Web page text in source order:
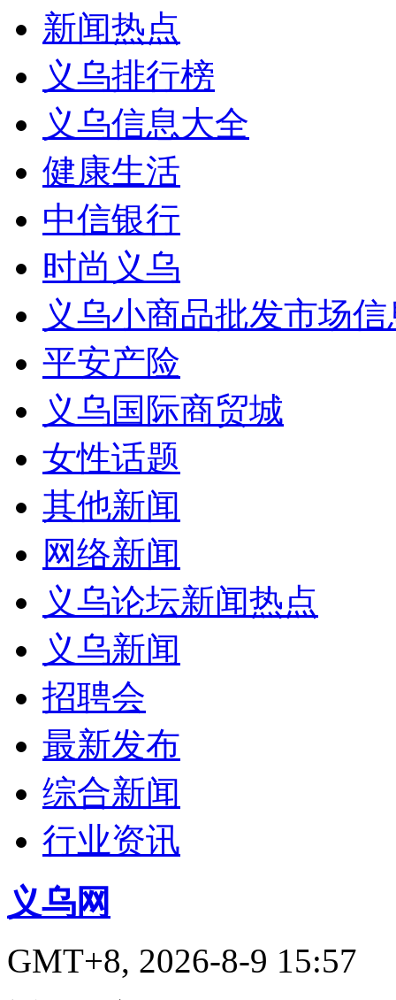
新闻热点
义乌排行榜
义乌信息大全
健康生活
中信银行
时尚义乌
义乌小商品批发市场
平安产险
义乌国际商贸城
女性话题
其他新闻
网络新闻
义乌论坛新闻热点
义乌新闻
招聘会
最新发布
综合新闻
行业资讯
义乌网
GMT+8, 2026-8-9 15:57